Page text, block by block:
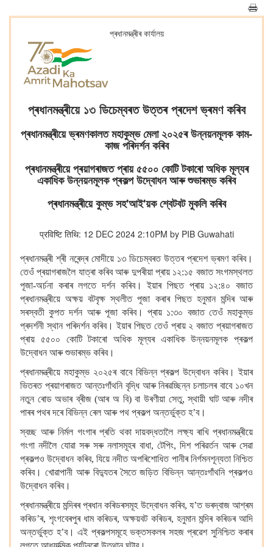
প্ৰধানমন্ত্ৰীৰ কাৰ্যালয়
প্ৰধানমন্ত্ৰীয়ে ১৩ ডিচেম্বৰত উত্তৰ প্ৰদেশ ভ্ৰমণ কৰিব
প্ৰধানমন্ত্ৰীয়ে ভ্ৰমণকালত মহাকুম্ভ মেলা ২০২৫ৰ উন্নয়নমূলক কাম-
কাজ পৰিদৰ্শন কৰিব
প্ৰধানমন্ত্ৰীয়ে প্ৰয়াগৰাজত প্ৰায় ৫৫০০ কোটি টকাৰো অধিক মূল্যৰ
একাধিক উন্নয়নমূলক প্ৰকল্প উদ্বোধন আৰু শুভাৰম্ভ কৰিব
প্ৰধানমন্ত্ৰীয়ে কুম্ভ সহ'আই'য়ক শ্বেটবট মুকলি কৰিব
प्रविष्टि तिथि: 12 DEC 2024 2:10PM by PIB Guwahati
প্ৰধানমন্ত্ৰী শ্ৰী নৰেন্দ্ৰ মোদীয়ে ১৩ ডিচেম্বৰত উত্তৰ প্ৰদেশ ভ্ৰমণ কৰিব।
তেওঁ প্ৰয়াগৰাজলৈ যাত্ৰা কৰিব আৰু দুপৰীয়া প্ৰায় ১২:১৫ বজাত সংগমস্থলত
পূজা-অৰ্চনা কৰাৰ লগতে দৰ্শন কৰিব। ইয়াৰ পিছত প্ৰায় ১২:৪০ বজাত
প্ৰধানমন্ত্ৰীয়ে অক্ষয় বটবৃক্ষ স্থলীত পূজা কৰাৰ পিছত হনুমান মন্দিৰ আৰু
সৰস্বতী কুপত দৰ্শন আৰু পূজা কৰিব। প্ৰায় ১:৩০ বজাত তেওঁ মহাকুম্ভ
প্ৰদৰ্শনী স্থান পৰিদৰ্শন কৰিব। ইয়াৰ পিছত তেওঁ প্ৰায় ২ বজাত প্ৰয়াগৰাজত
প্ৰায় ৫৫০০ কোটি টকাৰো অধিক মূল্যৰ একাধিক উন্নয়নমূলক প্ৰকল্প
উদ্বোধন আৰু শুভাৰম্ভ কৰিব।
প্ৰধানমন্ত্ৰীয়ে মহাকুম্ভ ২০২৫ৰ বাবে বিভিন্ন প্ৰকল্প উদ্বোধন কৰিব। ইয়াৰ
ভিতৰত প্ৰয়াগৰাজত আন্তঃগাঁথনি বৃদ্ধি আৰু নিৰৱচ্ছিন্ন চলাচলৰ বাবে ১০খন
নতুন ৰোড অভাৰ ব্ৰীজ (আৰ অ বি) বা উৰণীয়া সেতু, স্থায়ী ঘাট আৰু নদীৰ
পাৰৰ পথৰ দৰে বিভিন্ন ৰেল আৰু পথ প্ৰকল্প অন্তৰ্ভুক্ত হ’ব।
স্বচ্ছ আৰু নিৰ্মল গংগাৰ প্ৰতি থকা দায়বদ্ধতালৈ লক্ষ্য ৰাখি প্ৰধানমন্ত্ৰীয়ে
গংগা নদীলৈ যোৱা সৰু সৰু নলাসমূহৰ বাধা, টেপিং, দিশ পৰিৱৰ্তন আৰু সেৱা
প্ৰকল্পও উদ্বোধন কৰিব, যিয়ে নদীত অপৰিশোধিত পানীৰ নিৰ্গমনশূন্যতা নিশ্চিত
কৰিব। খোৱাপানী আৰু বিদ্যুতৰ সৈতে জড়িত বিভিন্ন আন্তঃগাঁথনি প্ৰকল্পও
উদ্বোধন কৰিব।
প্ৰধানমন্ত্ৰীয়ে মন্দিৰৰ প্ৰধান কৰিডৰসমূহ উদ্বোধন কৰিব, য’ত ভৰদ্বাজ আশ্ৰম
কৰিড’ৰ, শৃংগবেৰপুৰ ধাম কৰিডৰ, অক্ষয়বট কৰিডৰ, হনুমান মন্দিৰ কৰিডৰ আদি
অন্তৰ্ভুক্ত হ’ব। এই প্ৰকল্পসমূহে ভক্তসকলৰ সহজ প্ৰৱেশ সুনিশ্চিত কৰাৰ